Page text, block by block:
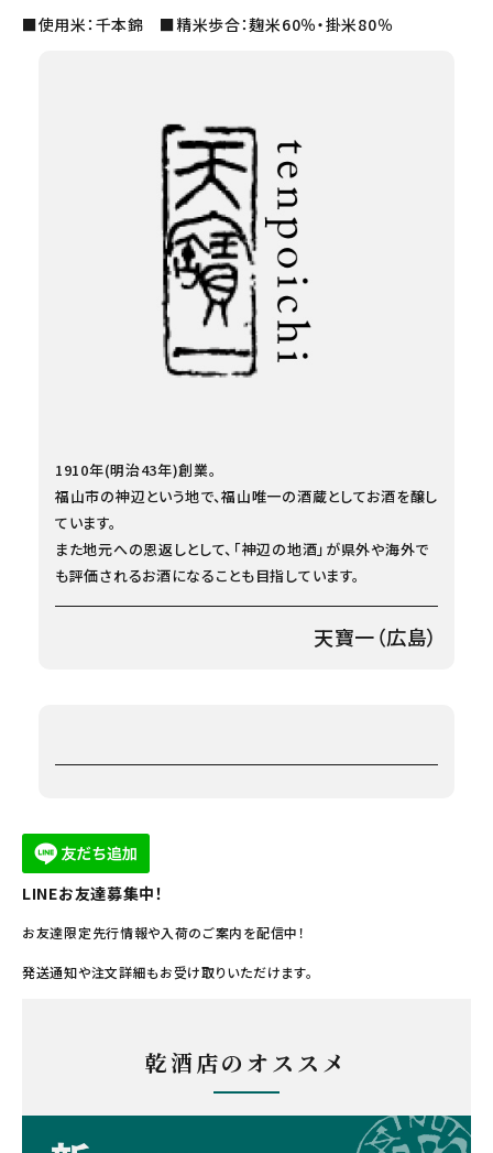
■使用米：千本錦 ■精米歩合：麹米60％・掛米80％
1910年(明治43年)創業。
福山市の神辺という地で、福山唯一の酒蔵としてお酒を醸し
ています。
また地元への恩返しとして、「神辺の地酒」が県外や海外で
も評価されるお酒になることも目指しています。
天寶一（広島）
LINEお友達募集中！
お友達限定先行情報や入荷のご案内を配信中！
発送通知や注文詳細もお受け取りいただけます。
乾酒店のオススメ